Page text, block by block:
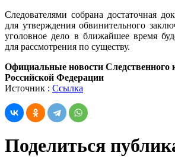
Следователями собрана достаточная
для утверждения обвинительного
уголовное дело в ближайшее время
для рассмотрения по существу.
Официальные новости Следственного
Российской Федерации
Источник : Ссылка
Поделиться